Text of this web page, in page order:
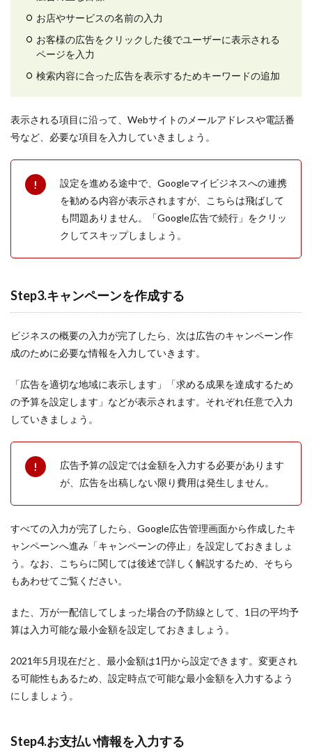
お店やサービスの名前の入力
お客様の広告をクリックした後でユーザーに表示される
ページを入力
検索内容に合った広告を表示するためキーワードの追加
表示される項目に沿って、Webサイトのメールアドレスや電話番
号など、必要な項目を入力していきましょう。
設定を進める途中で、Googleマイビジネスへの連携
を勧める内容が表示されますが、こちらは飛ばして
も問題ありません。「Google広告で続行」をクリッ
クしてスキップしましょう。
Step3.キャンペーンを作成する
ビジネスの概要の入力が完了したら、次は広告のキャンペーン作
成のために必要な情報を入力していきます。
「広告を適切な地域に表示します」「求める成果を達成するため
の予算を設定します」などが表示されます。それぞれ任意で入力
していきましょう。
広告予算の設定では金額を入力する必要があります
が、広告を出稿しない限り費用は発生しません。
すべての入力が完了したら、Google広告管理画面から作成したキ
ャンペーンへ進み「キャンペーンの停止」を設定しておきましょ
う。なお、こちらに関しては後述で詳しく解説するため、そちら
もあわせてご覧ください。
また、万が一配信してしまった場合の予防線として、1日の平均予
算は入力可能な最小金額を設定しておきましょう。
2021年5月現在だと、最小金額は1円から設定できます。変更され
る可能性もあるため、設定時点で可能な最小金額を入力するよう
にしましょう。
Step4.お支払い情報を入力する